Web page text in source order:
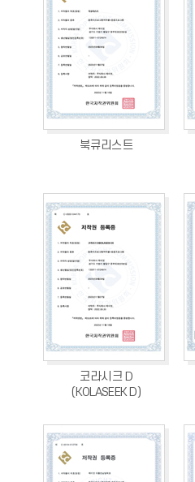
북큐리스트
코라시크 D
(KOLASEEK D)